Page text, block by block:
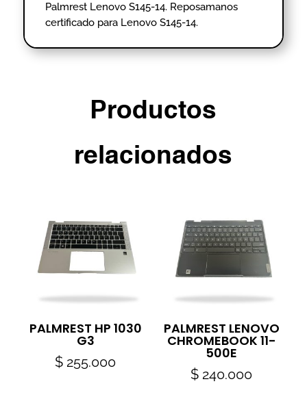
Palmrest Lenovo S145-14. Reposamanos
certificado para Lenovo S145-14.
Productos
relacionados
PALMREST HP 1030
G3
$ 255.000
PALMREST LENOVO
CHROMEBOOK 11-
500E
$ 240.000